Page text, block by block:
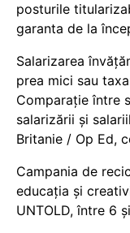
posturile
garanta de la
Salarizarea
prea mici sau
Comparație între
salarizării și
Britanie / Op Ed,
Campania de
educația și
UNTOLD, între 6